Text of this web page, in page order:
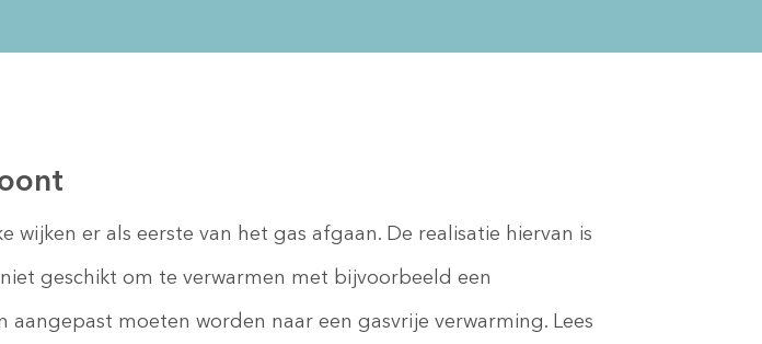
er als eerste van het gas afgaan. De realisatie hiervan is
geschikt om te verwarmen met bijvoorbeeld een
moeten worden naar een gasvrije verwarming. Lees